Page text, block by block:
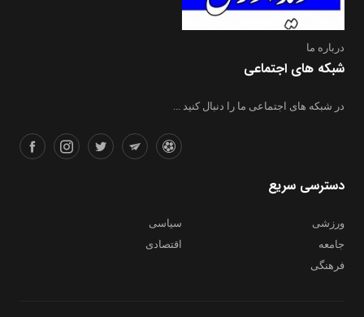
درباره ما
شبکه های اجتماعی
در شبکه های اجتماعی ما را دنبال کنید ...
دسترسی سریع
ورزشی
سیاسی
جامعه
اقتصادی
فرهنگی